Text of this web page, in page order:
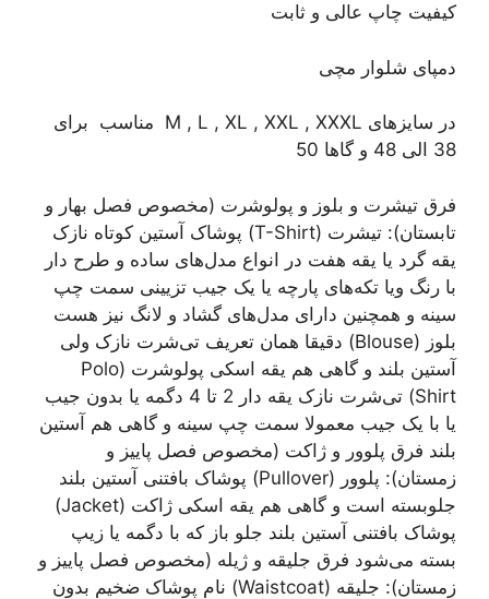
کیفیت چاپ عالی و ثابت
دمپای شلوار مچی
در سایزهای M , L , XL , XXL , XXXL مناسب برای
38 الی 48 و گاها 50
فرق تیشرت و بلوز و پولوشرت (مخصوص فصل بهار و
تابستان): تیشرت (T-Shirt) پوشاک آستین کوتاه نازک
یقه گرد یا یقه هفت در انواع مدل‌های ساده و طرح دار
با رنگ ویا تکه‌های پارچه یا یک جیب تزیینی سمت چپ
سینه و همچنین دارای مدل‌های گشاد و لانگ نیز هست
بلوز (Blouse) دقیقا همان تعریف تی‌شرت نازک ولی
آستین بلند و گاهی هم یقه اسکی پولوشرت (Polo
Shirt) تی‌شرت نازک یقه دار 2 تا 4 دگمه یا بدون جیب
یا با یک جیب معمولا سمت چپ سینه و گاهی هم آستین
بلند فرق پلوور و ژاکت (مخصوص فصل پاییز و
زمستان): پلوور (Pullover) پوشاک بافتنی آستین بلند
جلوبسته است و گاهی هم یقه اسکی ژاکت (Jacket)
پوشاک بافتنی آستین بلند جلو باز که با دگمه یا زیپ
بسته می‌شود فرق جلیقه و ژیله (مخصوص فصل پاییز و
زمستان): جلیقه (Waistcoat) نام پوشاک ضخیم بدون